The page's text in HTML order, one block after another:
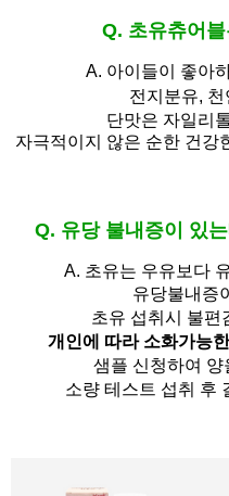
Q. 초유츄어
A. 아이들이 좋아
전지분유, 천
단맛은 자일리
자극적이지 않은 순한 건강
Q. 유당 불내증이 있
A. 초유는 우유보다
유당불내증
초유 섭취시 불편
개인에 따라 소화가능
샘플 신청하여 양
소량 테스트 섭취 후